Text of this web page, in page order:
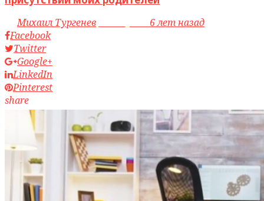
byМихаил Тургенев
6 лет назад
Facebook
Twitter
Google+
LinkedIn
Pinterest
share